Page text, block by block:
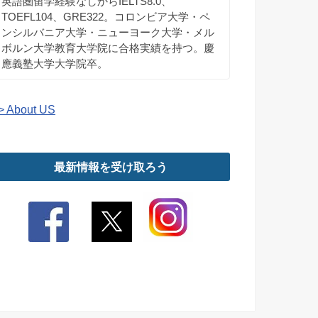
TOEFL104、GRE322。コロンビア大学・ペ
ンシルバニア大学・ニューヨーク大学・メル
ボルン大学教育大学院に合格実績を持つ。慶
應義塾大学大学院卒。
About US
最新情報を受け取ろう